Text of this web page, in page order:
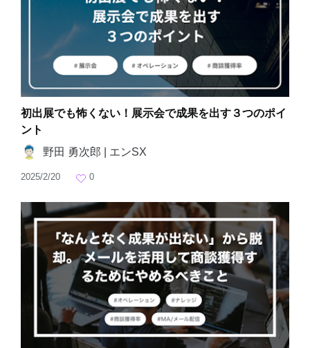
初出展でも怖くない！展示会で成果を出す３つのポイ
ント
野田 勇次郎 | エンSX
2025/2/20 0